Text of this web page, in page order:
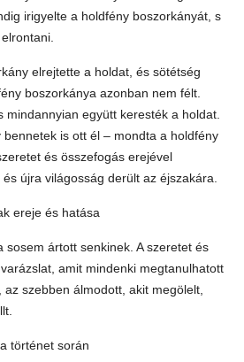
irigyelte a holdfény boszorkányát, s
elrejtette a holdat, és sötétség
boszorkánya azonban nem félt.
mindannyian együtt keresték a holdat.
is ott él – mondta a holdfény
és összefogás erejével
újra világosság derült az éjszakára.
ereje és hatása
sosem ártott senkinek. A szeretet és
amit mindenki megtanulhatott
szebben álmodott, akit megölelt,
történet során